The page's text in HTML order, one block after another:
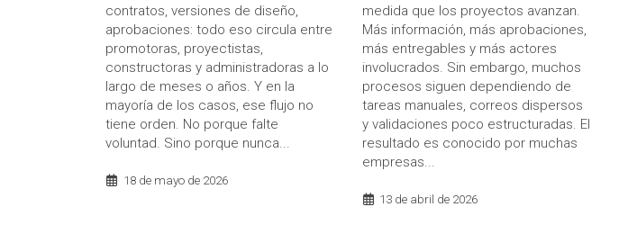
contratos, versiones de diseño,
aprobaciones: todo eso circula entre
promotoras, proyectistas,
constructoras y administradoras a lo
largo de meses o años. Y en la
mayoría de los casos, ese flujo no
tiene orden. No porque falte
voluntad. Sino porque nunca...
18 de mayo de 2026
medida que los proyectos avanzan.
Más información, más aprobaciones,
más entregables y más actores
involucrados. Sin embargo, muchos
procesos siguen dependiendo de
tareas manuales, correos dispersos
y validaciones poco estructuradas. El
resultado es conocido por muchas
empresas...
13 de abril de 2026